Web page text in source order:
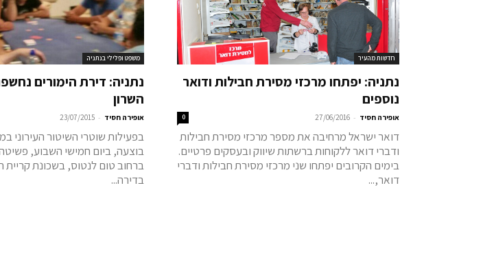
חדשות מהעיר
נתניה: יפתחו מרכזי מסירת חבילות ודואר
נוספים
אופירה חסיד -
27/06/2016
0
דואר ישראל מרחיבה את מספר מרכזי מסירת חבילות
ודברי דואר ללקוחות ברשתות שיווק ובעסקים פרטיים.
בימים הקרובים יפתחו שני מרכזי מסירת חבילות ודברי
דואר,...
משפט ופלילי בנתניה
נתניה: דירת הימורים
השרון
אופירה חסיד -
23/07/2015
בפעילות שוטרי השיטור העירוני
בוצעה, ביום חמישי השבוע,
ברחוב טום לנטוס, בשכונת קריית
בדירה...